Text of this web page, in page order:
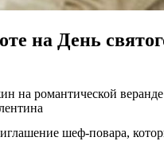
на День
на романтической
шеф-повара,